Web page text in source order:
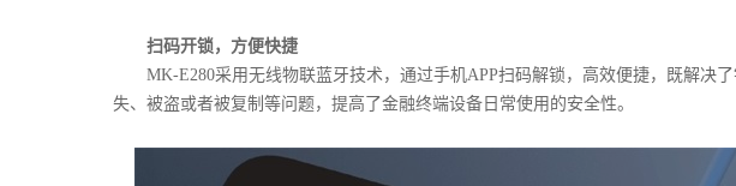
扫码开锁，方便快捷
MK-E280采用无线物联蓝牙技术，通过手机APP扫码解锁，高效便捷，既解决
失、被盗或者被复制等问题，提高了金融终端设备日常使用的安全性。